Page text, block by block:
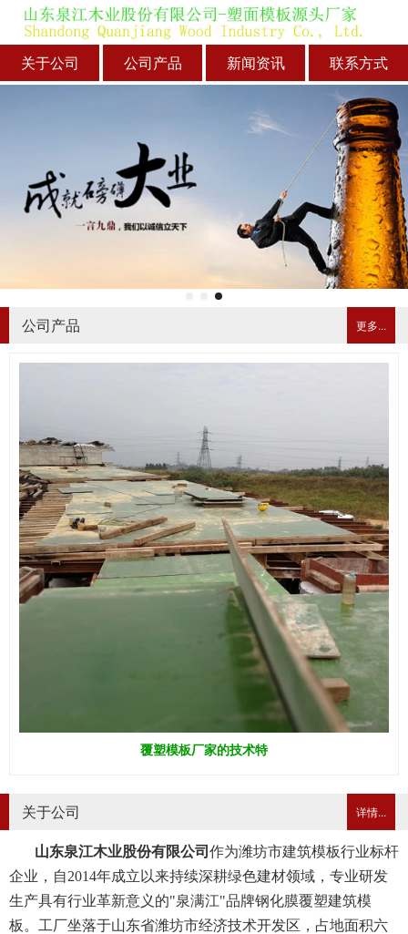
关于公司 公司产品 新闻资讯 联系方式
更多...
公司产品
覆塑模板厂家的技术特
详情...
关于公司
山东泉江木业股份有限公司作为潍坊市建筑模板行业标杆
企业，自2014年成立以来持续深耕绿色建材领域，专业研发
生产具有行业革新意义的"泉满江"品牌钢化膜覆塑建筑模
板。工厂坐落于山东省潍坊市经济技术开发区，占地面积六